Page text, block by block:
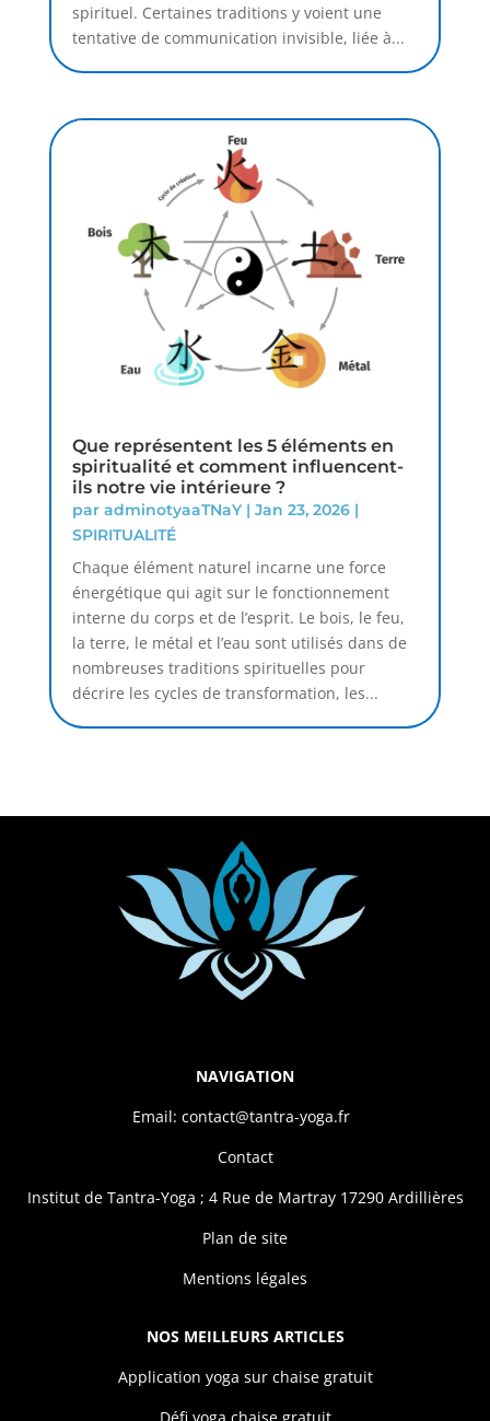
spirituel. Certaines traditions y voient une
tentative de communication invisible, liée à...
Que représentent les 5 éléments en
spiritualité et comment influencent-
ils notre vie intérieure ?
par adminotyaaTNaY| Jan 23, 2026|
SPIRITUALITÉ
Chaque élément naturel incarne une force
énergétique qui agit sur le fonctionnement
interne du corps et de l’esprit. Le bois, le feu,
la terre, le métal et l’eau sont utilisés dans de
nombreuses traditions spirituelles pour
décrire les cycles de transformation, les...
NAVIGATION
Email: contact@tantra-yoga.fr
Contact
Institut de Tantra-Yoga ; 4 Rue de Martray 17290 Ardillières
Plan de site
Mentions légales
NOS MEILLEURS ARTICLES
Application yoga sur chaise gratuit